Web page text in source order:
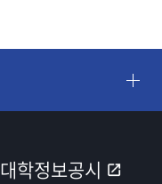
대학정보공시